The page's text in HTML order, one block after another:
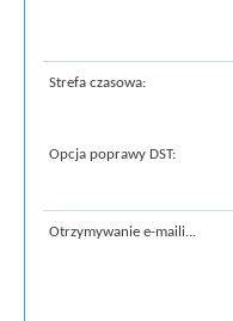
Strefa czasowa:
Opcja poprawy DST:
Otrzymywanie e-maili...